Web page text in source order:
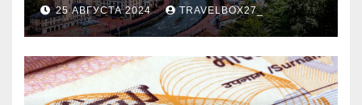
25 АВГУСТА 2024 TRAVELBOX27_